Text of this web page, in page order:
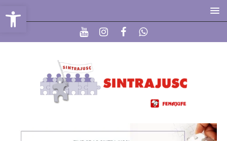
Abrir a barra de ferramentas